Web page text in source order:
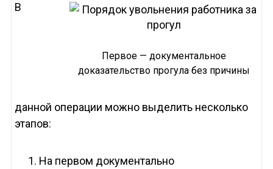
Первое — документальное
доказательство прогула без причины
В
данной операции можно выделить несколько
этапов:
На первом документально